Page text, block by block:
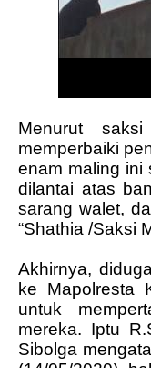
Menurut
memperbaiki
enam maling ini
dilantai atas
sarang walet,
“Shathia /Saksi
Akhirnya,
ke Mapolresta
untuk
mereka. Iptu
Sibolga